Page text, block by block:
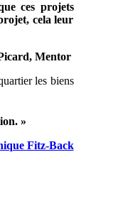
ces projets
cela leur
Mentor
les biens
»
Fitz-Back